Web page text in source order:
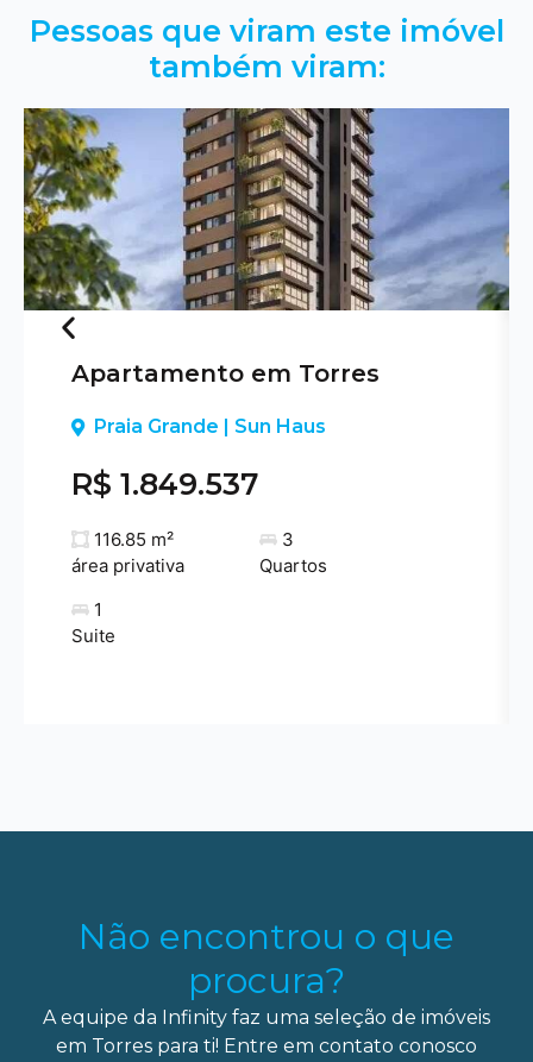
Pessoas que viram este imóvel
também viram:
Previous
Apartamento em Torres
Praia Grande | Sun Haus
R$ 1.849.537
116.85 m²
área privativa
3
Quartos
1
Suite
Não encontrou o que
procura?
A equipe da Infinity faz uma seleção de imóveis
em Torres para ti! Entre em contato conosco